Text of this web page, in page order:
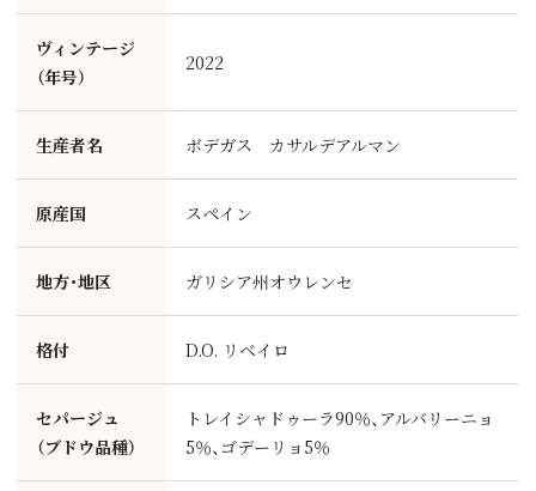
ヴィンテージ
（年号）
2022
生産者名 ボデガス カサルデアルマン
原産国 スペイン
地方・地区 ガリシア州オウレンセ
格付 D.O. リベイロ
セパージュ
（ブドウ品種）
トレイシャドゥーラ90％、アルバリーニョ
5％、ゴデーリョ5％